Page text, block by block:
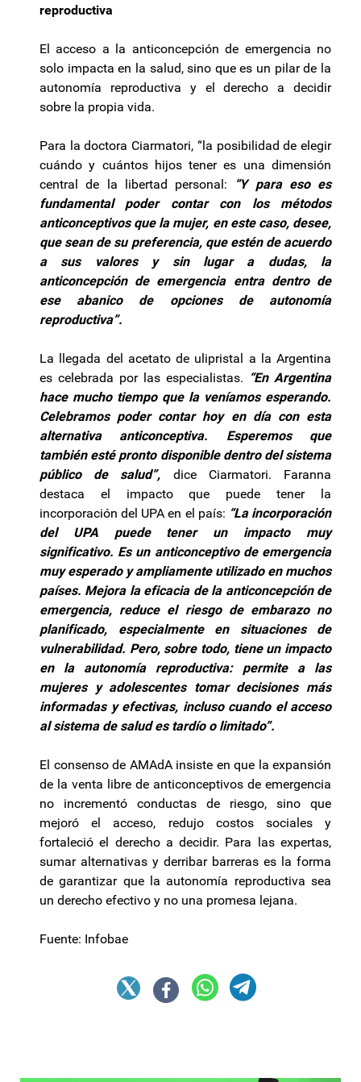
reproductiva
El acceso a la anticoncepción de emergencia no
solo impacta en la salud, sino que es un pilar de la
autonomía reproductiva y el derecho a decidir
sobre la propia vida.
Para la doctora Ciarmatori, “la posibilidad de elegir
cuándo y cuántos hijos tener es una dimensión
central de la libertad personal: “Y para eso es
fundamental poder contar con los métodos
anticonceptivos que la mujer, en este caso, desee,
que sean de su preferencia, que estén de acuerdo
a sus valores y sin lugar a dudas, la
anticoncepción de emergencia entra dentro de
ese abanico de opciones de autonomía
reproductiva”.
La llegada del acetato de ulipristal a la Argentina
es celebrada por las especialistas. “En Argentina
hace mucho tiempo que la veníamos esperando.
Celebramos poder contar hoy en día con esta
alternativa anticonceptiva. Esperemos que
también esté pronto disponible dentro del sistema
público de salud”, dice Ciarmatori. Faranna
destaca el impacto que puede tener la
incorporación del UPA en el país: “La incorporación
del UPA puede tener un impacto muy
significativo. Es un anticonceptivo de emergencia
muy esperado y ampliamente utilizado en muchos
países. Mejora la eficacia de la anticoncepción de
emergencia, reduce el riesgo de embarazo no
planificado, especialmente en situaciones de
vulnerabilidad. Pero, sobre todo, tiene un impacto
en la autonomía reproductiva: permite a las
mujeres y adolescentes tomar decisiones más
informadas y efectivas, incluso cuando el acceso
al sistema de salud es tardío o limitado”.
El consenso de AMAdA insiste en que la expansión
de la venta libre de anticonceptivos de emergencia
no incrementó conductas de riesgo, sino que
mejoró el acceso, redujo costos sociales y
fortaleció el derecho a decidir. Para las expertas,
sumar alternativas y derribar barreras es la forma
de garantizar que la autonomía reproductiva sea
un derecho efectivo y no una promesa lejana.
Fuente: Infobae